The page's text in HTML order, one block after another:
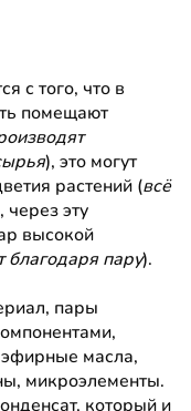
с того, что в
помещают
), это могут
растений (всё
через эту
высокой
пару).
пары
масла,
микроэлементы.
который и